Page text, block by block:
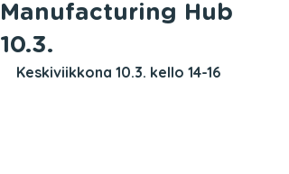
Manufacturing Hub
10.3.
Keskiviikkona 10.3. kello 14-16